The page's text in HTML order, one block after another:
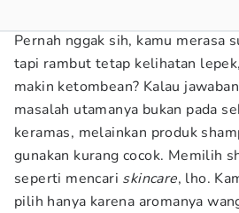
Pernah nggak sih, kamu merasa
tapi rambut tetap kelihatan
makin ketombean? Kalau
masalah utamanya bukan pada
keramas, melainkan produk
gunakan kurang cocok. Memilih
seperti mencari skincare, lho.
pilih hanya karena aromanya